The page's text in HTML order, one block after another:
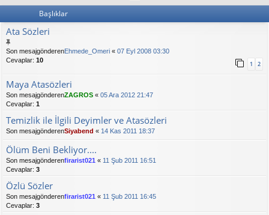
tıl
ar
Başlıklar
Ata Sözleri
Son mesajgönderenEhmede_Omeri « 07 Eyl 2008 03:30
Cevaplar: 10 1 2
Maya Atasözleri
Son mesajgönderenZAGROS « 05 Ara 2012 21:47
Cevaplar: 1
Temizlik ile İlgili Deyimler ve Atasözleri
Son mesajgönderenSiyabend « 14 Kas 2011 18:37
Ölüm Beni Bekliyor....
Son mesajgönderenfirarist021 « 11 Şub 2011 16:51
Cevaplar: 3
Özlü Sözler
Son mesajgönderenfirarist021 « 11 Şub 2011 16:45
Cevaplar: 3